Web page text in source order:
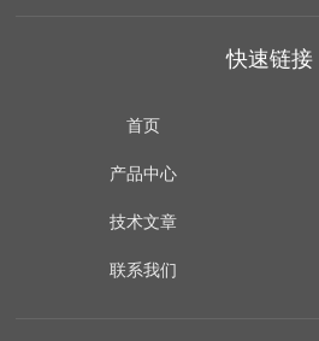
快速链接
首页
产品中心
技术文章
联系我们